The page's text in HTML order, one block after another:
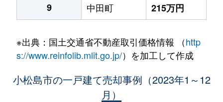
9
中田町 215万円
※出典：国土交通省不動産取引価格情報 （http
s://www.reinfolib.mlit.go.jp/）を加工して作成
小松島市の一戸建て売却事例（2023年1～12
月）